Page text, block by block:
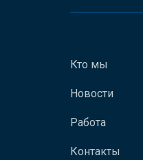
Кто мы
Новости
Работа
Контакты